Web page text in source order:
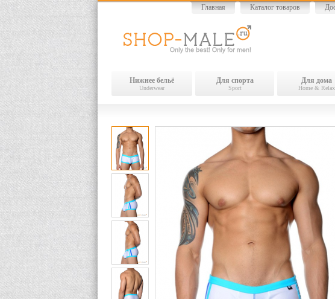
Главная Каталог товаров
Нижнее бельё
Underwear
Для спорта
Sport
Для дома
Home & Relax